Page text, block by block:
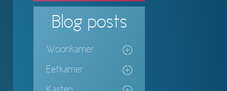
Blog posts
Woonkamer
Eetkamer